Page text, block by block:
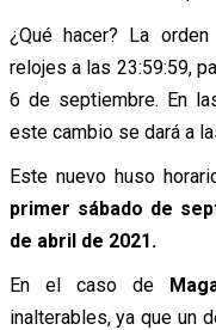
¿Qué hacer? La
relojes a las 23:59:59,
6 de septiembre. En
este cambio se dará a
Este nuevo huso
primer sábado de
de abril de 2021.
En el caso de
inalterables, ya que un